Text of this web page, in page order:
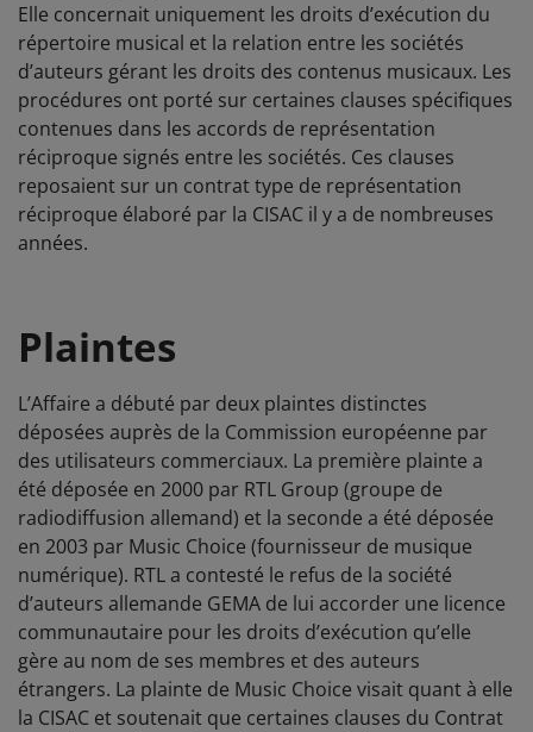
Elle concernait uniquement les droits d’exécution du
répertoire musical et la relation entre les sociétés
d’auteurs gérant les droits des contenus musicaux. Les
procédures ont porté sur certaines clauses spécifiques
contenues dans les accords de représentation
réciproque signés entre les sociétés. Ces clauses
reposaient sur un contrat type de représentation
réciproque élaboré par la CISAC il y a de nombreuses
années.
Plaintes
L’Affaire a débuté par deux plaintes distinctes
déposées auprès de la Commission européenne par
des utilisateurs commerciaux. La première plainte a
été déposée en 2000 par RTL Group (groupe de
radiodiffusion allemand) et la seconde a été déposée
en 2003 par Music Choice (fournisseur de musique
numérique). RTL a contesté le refus de la société
d’auteurs allemande GEMA de lui accorder une licence
communautaire pour les droits d’exécution qu’elle
gère au nom de ses membres et des auteurs
étrangers. La plainte de Music Choice visait quant à elle
la CISAC et soutenait que certaines clauses du Contrat